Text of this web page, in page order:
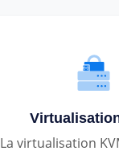
La virtualisation